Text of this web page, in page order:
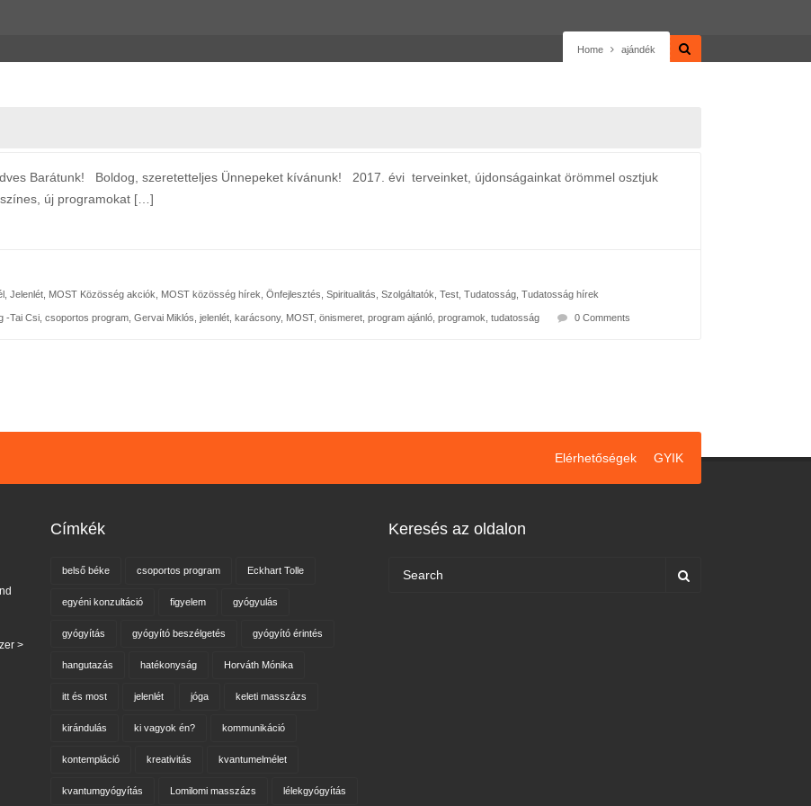
Home ajándék
Barátunk! Boldog, szeretetteljes Ünnepeket kívánunk! 2017. évi terveinket, újdonságainkat örömmel osztjuk
új programokat […]
Jelenlét MOST Közösség akciók MOST közösség hírek Önfejlesztés Spiritualitás Szolgáltatók Test Tudatosság Tudatosság hírek
-Tai Csi csoportos program Gervai Miklós jelenlét karácsony, MOST, önismeret program ajánló programok tudatosság 0 Comments
Elérhetőségek GYIK
>
Címkék
belső béke csoportos program Eckhart Tolle
egyéni konzultáció figyelem gyógyulás
gyógyítás gyógyító beszélgetés gyógyító érintés
hangutazás hatékonyság Horváth Mónika
itt és most jelenlét jóga keleti masszázs
kirándulás ki vagyok én? kommunikáció
kontempláció kreativitás kvantumelmélet
kvantumgyógyítás Lomilomi masszázs lélekgyógyítás
Keresés az oldalon